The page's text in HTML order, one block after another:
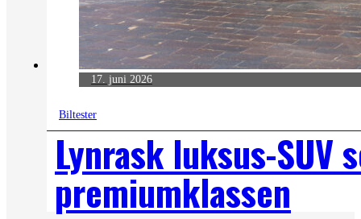
17. juni 2026
Biltester
Lynrask luksus-
premiumklassen